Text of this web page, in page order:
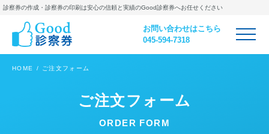
診察券の作成・診察券の印刷は安心の信頼と実績のGood診察券へお任せください
お問い合わせはこちら
045-594-7318
HOME ご注文フォーム
ご注文フォーム
ORDER FORM